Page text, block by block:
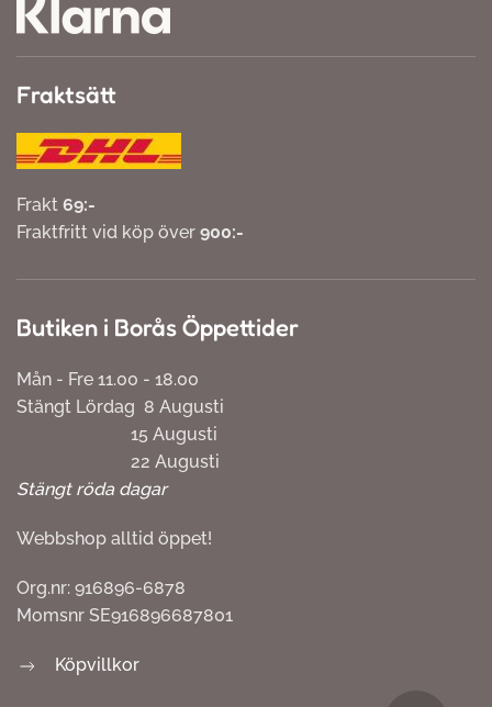
Fraktsätt
Frakt 69:-
Fraktfritt vid köp över 900:-
Butiken i Borås Öppettider
Mån - Fre 11.00 - 18.00
Stängt Lördag 8 Augusti
15 Augusti
22 Augusti
Stängt röda dagar
Webbshop alltid öppet!
Org.nr: 916896-6878
Momsnr SE916896687801
Köpvillkor